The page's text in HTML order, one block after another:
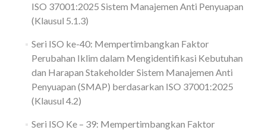
ISO 37001:2025 Sistem Manajemen Anti Penyuapan
(Klausul 5.1.3)
Seri ISO ke-40: Mempertimbangkan Faktor
Perubahan Iklim dalam Mengidentifikasi Kebutuhan
dan Harapan Stakeholder Sistem Manajemen Anti
Penyuapan (SMAP) berdasarkan ISO 37001:2025
(Klausul 4.2)
Seri ISO Ke – 39: Mempertimbangkan Faktor